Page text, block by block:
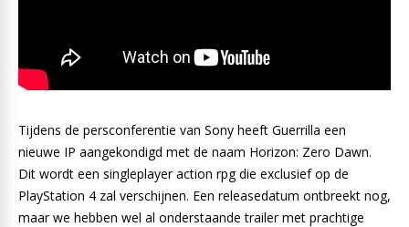
Tijdens de persconferentie van Sony heeft Guerrilla een
nieuwe IP aangekondigd met de naam Horizon: Zero Dawn.
Dit wordt een singleplayer action rpg die exclusief op de
PlayStation 4 zal verschijnen. Een releasedatum ontbreekt nog,
maar we hebben wel al onderstaande trailer met prachtige